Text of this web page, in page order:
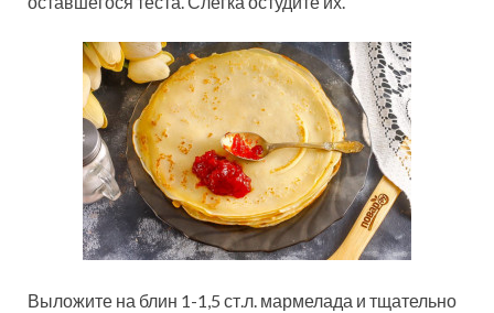
Выложите на блин 1-1,5 ст.л. мармелада и тщательно